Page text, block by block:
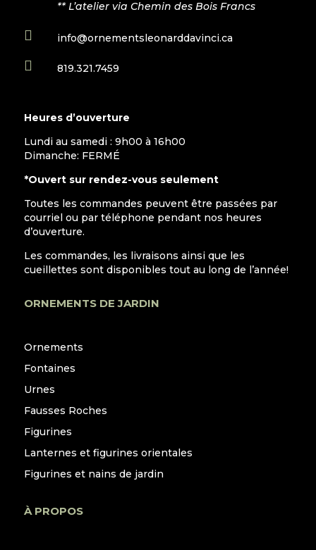
** L’atelier via Chemin des Bois Francs
 info@ornementsleonarddavinci.ca
 819.321.7459
Heures d’ouverture
Lundi au samedi : 9h00 à 16h00
Dimanche: FERMÉ
*Ouvert sur rendez-vous seulement
Toutes les commandes peuvent être passées par
courriel ou par téléphone pendant nos heures
d’ouverture.
Les commandes, les livraisons ainsi que les
cueillettes sont disponibles tout au long de l’année!
ORNEMENTS DE JARDIN
Ornements
Fontaines
Urnes
Fausses Roches
Figurines
Lanternes et figurines orientales
Figurines et nains de jardin
À PROPOS